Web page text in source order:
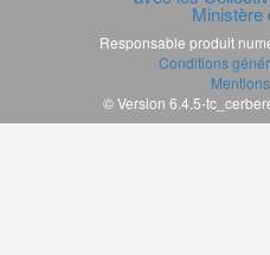
Ministère
Responsable produit
Conditions
© Version 6.4.5-